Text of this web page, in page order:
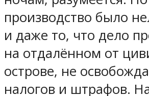
производство было
и даже то, что дело
на отдалённом от
острове, не
налогов и штрафов.